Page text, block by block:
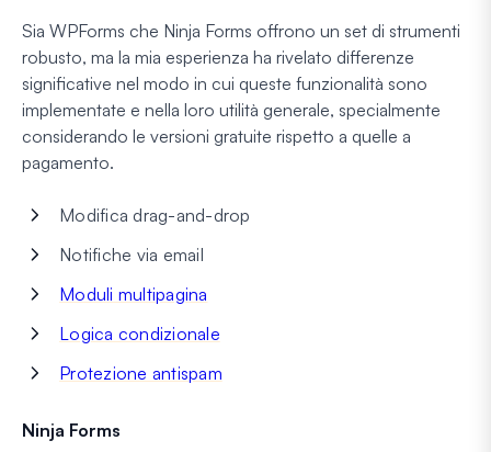
Sia WPForms che Ninja Forms offrono un set di strumenti
robusto, ma la mia esperienza ha rivelato differenze
significative nel modo in cui queste funzionalità sono
implementate e nella loro utilità generale, specialmente
considerando le versioni gratuite rispetto a quelle a
pagamento.
Modifica drag-and-drop
Notifiche via email
Moduli multipagina
Logica condizionale
Protezione antispam
Ninja Forms